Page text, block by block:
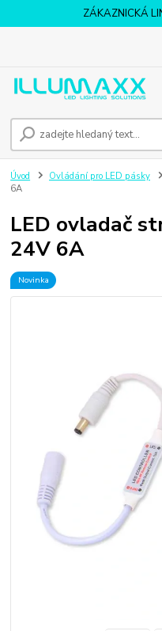
ZÁKAZNICKÁ
Úvod Ovládání pro LED pásky
6A
LED ovladač
24V 6A
Novinka